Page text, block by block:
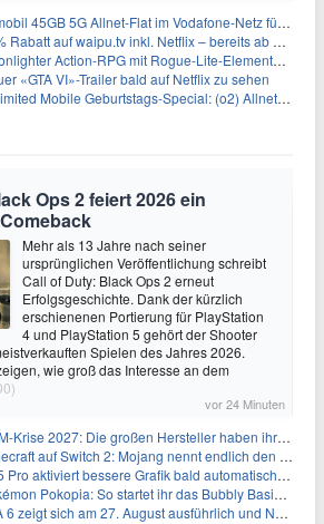
45GB 5G Allnet-Flat im Vodafone-Netz für eff. 5,91€/Monat dank 50€ Wechselbonus + 0€ AG
auf waipu.tv inkl. Netflix – bereits ab 9€/Monat (statt 17,99€)
Action-RPG mit Rogue-Lite-Elementen kostenlos bei Steam
«GTA VI»-Trailer bald auf Netflix zu sehen
Mobile Geburtstags-Special: (o2) Allnet-Flats ab 14,99€/Monat
Ops 2 feiert 2026 ein
Mehr als 13 Jahre nach seiner
ursprünglichen Veröffentlichung schreibt
Call of Duty: Black Ops 2 erneut
Erfolgsgeschichte. Dank der kürzlich
erschienenen Portierung für PlayStation
4 und PlayStation 5 gehört der Shooter
Spielen des Jahres 2026.
wie groß das Interesse an dem
vor 24 Minuten
2027: Die großen Hersteller haben ihre Produktion offenbar schon verkauft
auf Switch 2: Mojang nennt endlich den Releasetermin
aktiviert bessere Grafik bald automatisch, aber das Update ist kleiner als gedacht
Pokopia: So startet ihr das Bubbly Basin-DLC
sich am 27. August ausführlich und Netflix bekommt sechs Stunden Vorsprung